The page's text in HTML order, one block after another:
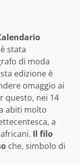
stata
di moda
edizione è
omaggio ai
questo, nei 14
abiti molto
a
Il filo
che, simbolo di